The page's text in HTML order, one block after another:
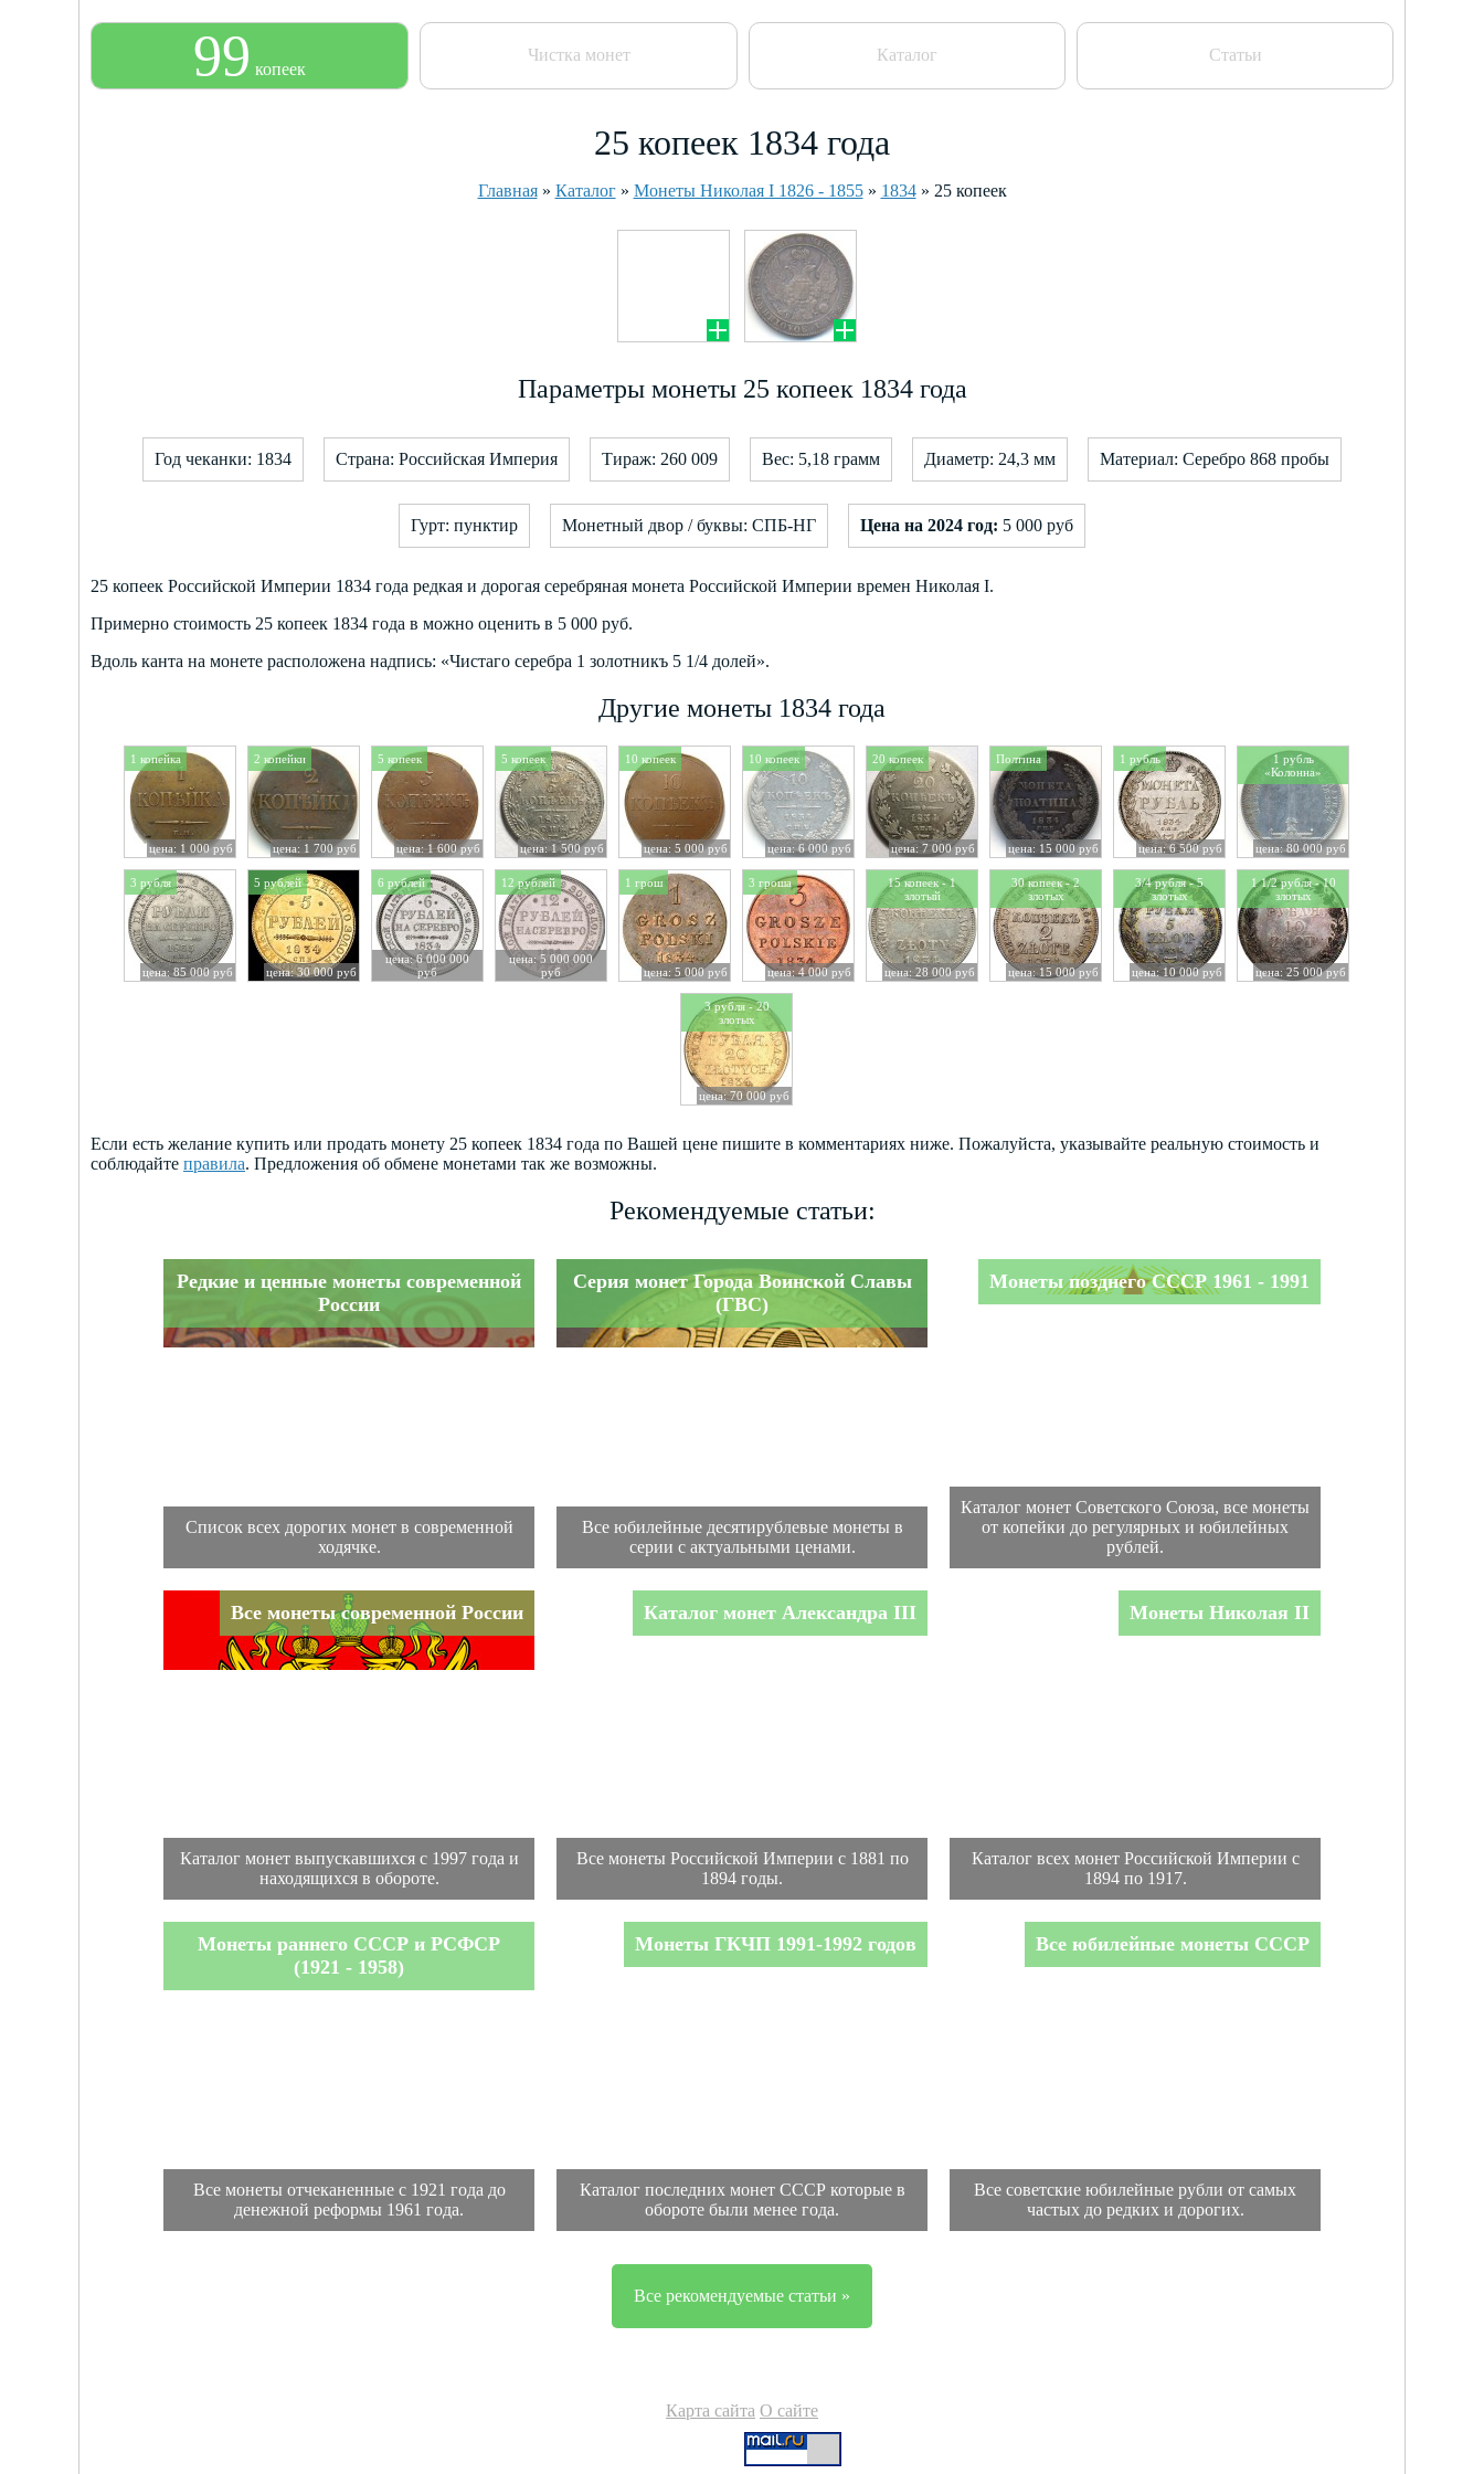
99 копеек
Чистка монет Каталог Статьи
25 копеек 1834 года
Главная» Каталог» Монеты Николая I 1826 - 1855» 1834» 25 копеек
Параметры монеты 25 копеек 1834 года
Год чеканки: 1834 Страна: Российская Империя Тираж: 260 009 Вес: 5,18 грамм Диаметр: 24,3 мм Материал: Серебро 868 пробы
Гурт: пунктир Монетный двор / буквы: СПБ-НГ Цена на 2024 год: 5 000 руб
25 копеек Российской Империи 1834 года редкая и дорогая серебряная монета Российской Империи времен Николая I.
Примерно стоимость 25 копеек 1834 года в можно оценить в 5 000 руб.
Вдоль канта на монете расположена надпись: «Чистаго серебра 1 золотникъ 5 1/4 долей».
Другие монеты 1834 года
1 копейка
цена: 1 000 руб
2 копейки
цена: 1 700 руб
5 копеек
цена: 1 600 руб
5 копеек
цена: 1 500 руб
10 копеек
цена: 5 000 руб
10 копеек
цена: 6 000 руб
20 копеек
цена: 7 000 руб
Полтина
цена: 15 000 руб
1 рубль
цена: 6 500 руб
1 рубль
«Колонна»
цена: 80 000 руб
3 рубля
цена: 85 000 руб
5 рублей
цена: 30 000 руб
6 рублей
цена: 6 000 000
руб
12 рублей
цена: 5 000 000
руб
1 грош
цена: 5 000 руб
3 гроша
цена: 4 000 руб
15 копеек - 1
злотый
цена: 28 000 руб
30 копеек - 2
злотых
цена: 15 000 руб
3/4 рубля - 5
злотых
цена: 10 000 руб
1 1/2 рубля - 10
злотых
цена: 25 000 руб
3 рубля - 20
злотых
цена: 70 000 руб
Если есть желание купить или продать монету 25 копеек 1834 года по Вашей цене пишите в комментариях ниже. Пожалуйста, указывайте реальную стоимость и
соблюдайте правила. Предложения об обмене монетами так же возможны.
Рекомендуемые статьи:
Редкие и ценные монеты современной
России
Список всех дорогих монет в современной
ходячке.
Серия монет Города Воинской Славы
(ГВС)
Все юбилейные десятирублевые монеты в
серии с актуальными ценами.
Монеты позднего СССР 1961 - 1991
Каталог монет Советского Союза, все монеты
от копейки до регулярных и юбилейных
рублей.
Все монеты современной России
Каталог монет выпускавшихся с 1997 года и
находящихся в обороте.
Каталог монет Александра III
Все монеты Российской Империи с 1881 по
1894 годы.
Монеты Николая II
Каталог всех монет Российской Империи с
1894 по 1917.
Монеты раннего СССР и РСФСР
(1921 - 1958)
Все монеты отчеканенные с 1921 года до
денежной реформы 1961 года.
Монеты ГКЧП 1991-1992 годов
Каталог последних монет СССР которые в
обороте были менее года.
Все юбилейные монеты СССР
Все советские юбилейные рубли от самых
частых до редких и дорогих.
Все рекомендуемые статьи »
Карта сайта О сайте